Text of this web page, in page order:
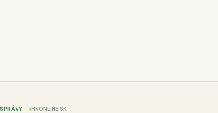
SPRÁVY HNONLINE.SK